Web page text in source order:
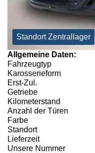
Standort Zentrallager
Allgemeine Daten:
Fahrzeugtyp
Karosserieform
Erst-Zul.
Getriebe
Kilometerstand
Anzahl der Türen
Farbe
Standort
Lieferzeit
Unsere Nummer